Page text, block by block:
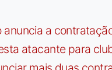
anuncia a
atacante para